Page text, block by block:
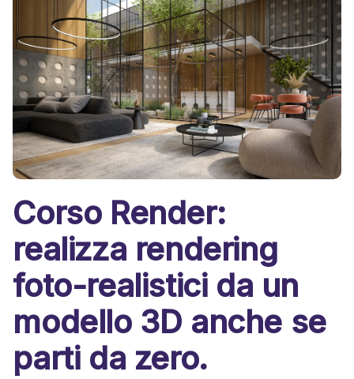
Corso Render:
realizza rendering
foto-realistici da un
modello 3D anche se
parti da zero.